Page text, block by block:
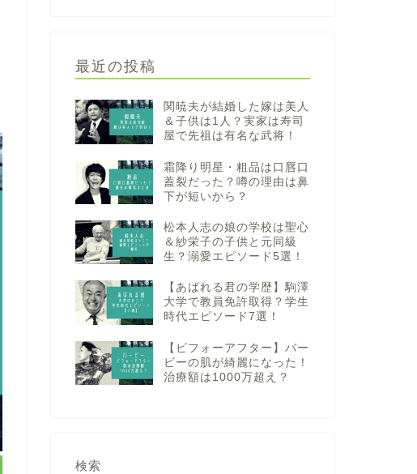
最近の投稿
関暁夫が結婚した嫁は美人
＆子供は1人？実家は寿司
屋で先祖は有名な武将！
霜降り明星・粗品は口唇口
蓋裂だった？噂の理由は鼻
下が短いから？
松本人志の娘の学校は聖心
＆紗栄子の子供と元同級
生？溺愛エピソード5選！
【あばれる君の学歴】駒澤
大学で教員免許取得？学生
時代エピソード7選！
【ビフォーアフター】バー
ビーの肌が綺麗になった！
治療額は1000万超え？
検索